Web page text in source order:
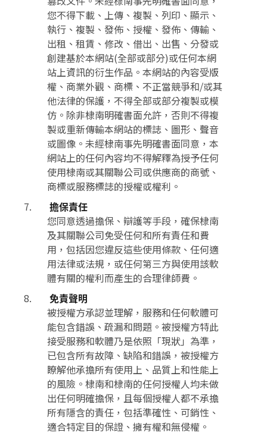
您不得下載、上傳、複製、列印、顯示、
執行、複製、發佈、授權、發佈、傳輸、
出租、租賃、修改、借出、出售、分發或
創建基於本網站(全部或部分)或任何本網
站上資訊的衍生作品。本網站的內容受版
權、商業外觀、商標、不正當競爭和/或其
他法律的保護，不得全部或部分複製或模
仿。除非棣南明確書面允許，否則不得複
製或重新傳輸本網站的標誌、圖形、聲音
或圖像。未經棣南事先明確書面同意，本
網站上的任何內容均不得解釋為授予任何
使用棣南或其關聯公司或供應商的商號、
商標或服務標誌的授權或權利。
擔保責任
您同意透過擔保、辯護等手段，確保棣南
及其關聯公司免受任何和所有責任和費
用，包括因您違反這些使用條款、任何適
用法律或法規，或任何第三方與使用該軟
體有關的權利而產生的合理律師費。
免責聲明
被授權方承認並理解，服務和任何軟體可
能包含錯誤、疏漏和問題。被授權方特此
接受服務和軟體乃是依照「現狀」為準，
已包含所有故障、缺陷和錯誤，被授權方
瞭解他承擔所有使用上、品質上和性能上
的風險。棣南和棣南的任何授權人均未做
出任何明確擔保，且每個授權人都不承擔
所有隱含的責任，包括準確性、可銷性、
適合特定目的保證、擁有權和無侵權。